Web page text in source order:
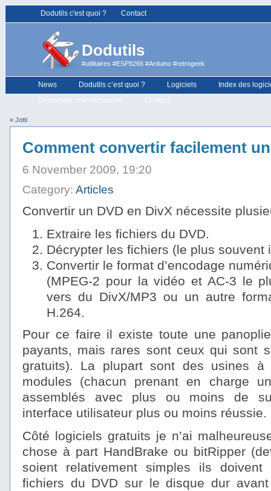
Dodutils c'est quoi ? Contact
Dodutils
#utilitaires #ESP8266 #Arduino #retrogeek
News Dodutils c’est quoi ? Logiciels
Index des
Demander une recherche
Contact
« Jotti
Comment convertir facilement
6 November 2009, 19:20
Category: Articles
Convertir un DVD en DivX nécessite
Extraire les fichiers du DVD.
Décrypter les fichiers (le plus souvent
Convertir le format d’encodage
(MPEG-2 pour la vidéo et AC-3 le
vers du DivX/MP3 ou un autre
H.264.
Pour ce faire il existe toute une
payants, mais rares sont ceux qui sont
gratuits). La plupart sont des usines
modules (chacun prenant en charge
assemblés avec plus ou moins de
interface utilisateur plus ou moins réussie.
Côté logiciels gratuits je n’ai
chose à part HandBrake ou bitRipper
soient relativement simples ils doivent
fichiers du DVD sur le disque dur